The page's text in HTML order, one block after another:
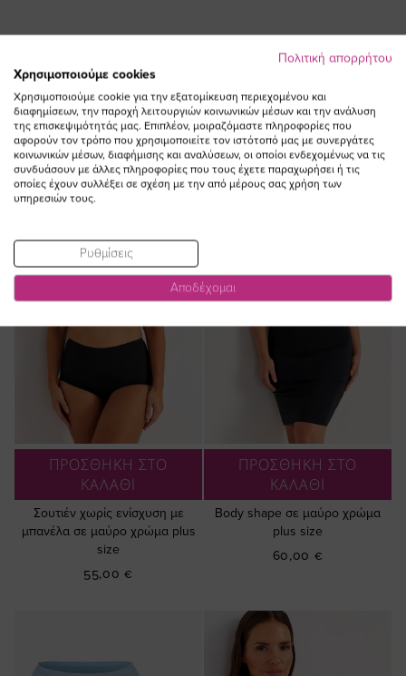
ΠΡΟΣΘΗΚΗ ΣΤΟ
ΚΑΛΑΘΙ
Σουτιέν χωρίς ενίσχυση με
μπανέλα σε μαύρο χρώμα plus
size
55,00 €
ΠΡΟΣΘΗΚΗ ΣΤΟ
ΚΑΛΑΘΙ
Βody shape σε μαύρο χρώμα
plus size
60,00 €
ΔΕΙΤΕ ΕΠΙΣΗΣ
Πολιτική απορρήτου
Χρησιμοποιούμε cookies
Χρησιμοποιούμε cookie για την εξατομίκευση περιεχομένου και
διαφημίσεων, την παροχή λειτουργιών κοινωνικών μέσων και την ανάλυση
της επισκεψιμότητάς μας. Επιπλέον, μοιραζόμαστε πληροφορίες που
αφορούν τον τρόπο που χρησιμοποιείτε τον ιστότοπό μας με συνεργάτες
κοινωνικών μέσων, διαφήμισης και αναλύσεων, οι οποίοι ενδεχομένως να τις
συνδυάσουν με άλλες πληροφορίες που τους έχετε παραχωρήσει ή τις
οποίες έχουν συλλέξει σε σχέση με την από μέρους σας χρήση των
υπηρεσιών τους.
Ρυθμίσεις
Αποδέχομαι